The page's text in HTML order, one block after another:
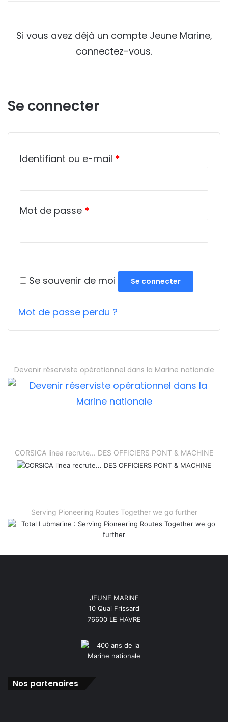
Si vous avez déjà un compte Jeune Marine,
connectez-vous.
Se connecter
Identifiant ou e-mail *
Mot de passe *
Se souvenir de moi Se connecter
Mot de passe perdu ?
Devenir réserviste opérationnel dans la Marine nationale
CORSICA linea recrute... DES OFFICIERS PONT & MACHINE
Serving Pioneering Routes Together we go further
JEUNE MARINE
10 Quai Frissard
76600 LE HAVRE
Nos partenaires